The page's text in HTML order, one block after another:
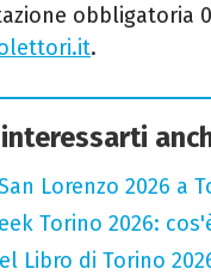
obbligatoria
.
Lorenzo 2026 a
Torino 2026:
Libro di Torino